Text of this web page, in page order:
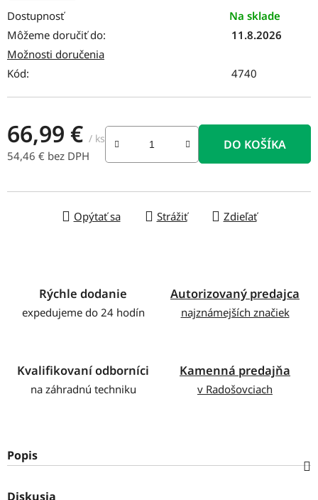
Dostupnosť
Na sklade
Môžeme doručiť do:
11.8.2026
Možnosti doručenia
Kód:
4740
66,99 € / ks
54,46 € bez DPH
DO KOŠÍKA
Opýtať sa Strážiť Zdieľať
Rýchle dodanie
expedujeme do 24 hodín
Autorizovaný predajca
najznámejších značiek
Kvalifikovaní odborníci
na záhradnú techniku
Kamenná predajňa
v Radošovciach
Popis
Diskusia